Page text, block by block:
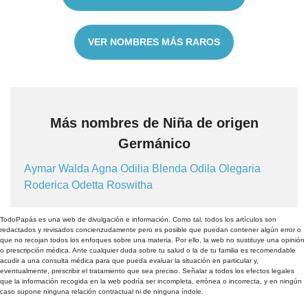
VER NOMBRES MÁS RAROS
Más nombres de Niña de origen
Germánico
Aymar Walda Agna Odilia Blenda Odila Olegaria
Roderica Odetta Roswitha
TodoPapás es una web de divulgación e información. Como tal, todos los artículos son
redactados y revisados concienzudamente pero es posible que puedan contener algún error o
que no recojan todos los enfoques sobre una materia. Por ello, la web no sustituye una opinión
o prescripción médica. Ante cualquier duda sobre tu salud o la de tu familia es recomendable
acudir a una consulta médica para que pueda evaluar la situación en particular y,
eventualmente, prescribir el tratamiento que sea preciso. Señalar a todos los efectos legales
que la información recogida en la web podría ser incompleta, errónea o incorrecta, y en ningún
caso supone ninguna relación contractual ni de ninguna índole.